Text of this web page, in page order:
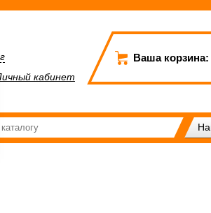
Ваша корзина:
кабинет